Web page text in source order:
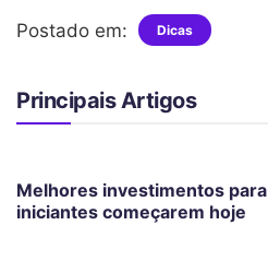
Postado em: Dicas
Principais Artigos
Melhores investimentos para
iniciantes começarem hoje